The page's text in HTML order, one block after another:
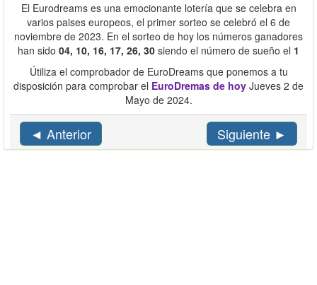
El Eurodreams es una emocionante lotería que se celebra en
varios paises europeos, el primer sorteo se celebró el 6 de
noviembre de 2023. En el sorteo de hoy los números ganadores
han sido 04, 10, 16, 17, 26, 30 siendo el número de sueño el 1
Útiliza el comprobador de EuroDreams que ponemos a tu
disposición para comprobar el EuroDremas de hoy Jueves 2 de
Mayo de 2024.
◄ Anterior Siguiente ►